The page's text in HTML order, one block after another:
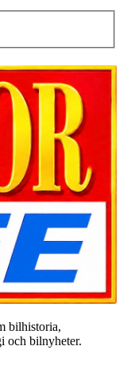
bilhistoria,
och bilnyheter.